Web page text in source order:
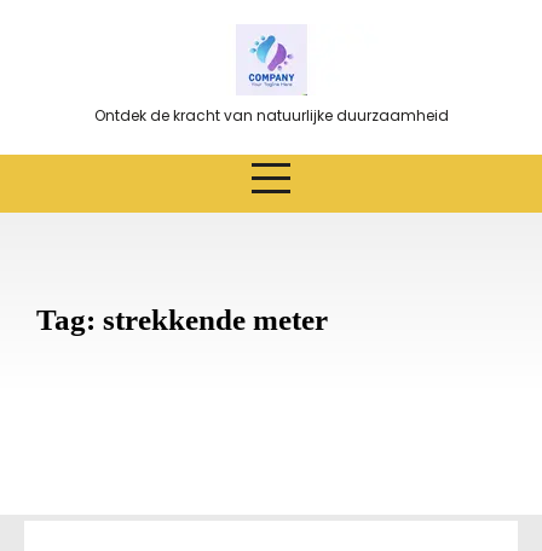
Ontdek de kracht van natuurlijke duurzaamheid
Tag: strekkende meter